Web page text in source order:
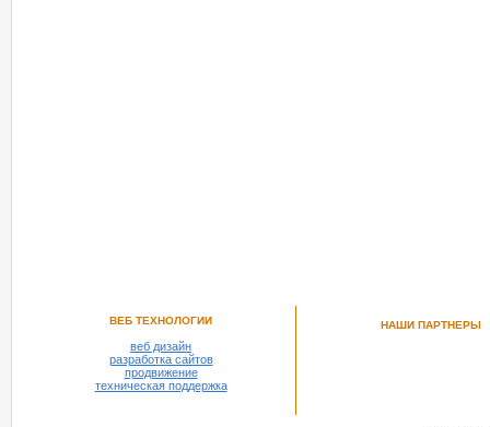
ВЕБ ТЕХНОЛОГИИ
веб дизайн
разработка сайтов
продвижение
техническая поддержка
НАШИ ПАРТНЕРЫ